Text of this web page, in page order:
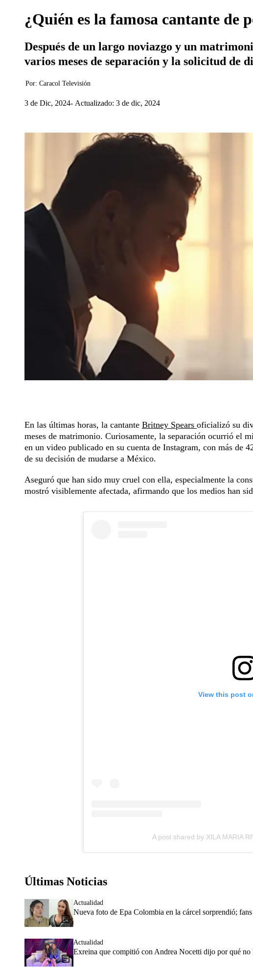
¿Quién es la famosa cantante de
Después de un largo noviazgo y un
varios meses de separación y la solicitud de
Por: Caracol Televisión
3 de Dic, 2024 Actualizado: 3 de dic, 2024
En las últimas horas, la cantante Britney Spears oficializó su
meses de matrimonio. Curiosamente, la separación ocurrió el
en un video publicado en su cuenta de Instagram, con más de
de su decisión de mudarse a México.
Aseguró que han sido muy cruel con ella, especialmente la
mostró visiblemente afectada, afirmando que los medios han
View this post
A post shared by XILA MARIA
Últimas Noticias
Actualidad
Nueva foto de Epa Colombia en la cárcel sorprendió;
Actualidad
Exreina que compitió con Andrea Nocetti dijo por qué